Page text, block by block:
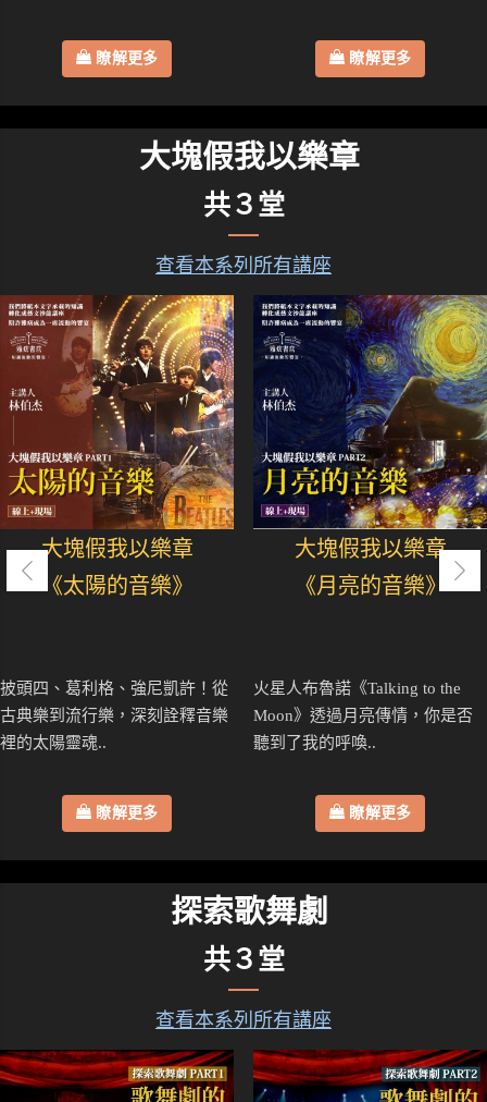
瞭解更多 瞭解更多
大塊假我以樂章
共３堂
查看本系列所有講座
大塊假我以樂章
《太陽的音樂》
披頭四、葛利格、強尼凱許！從
古典樂到流行樂，深刻詮釋音樂
裡的太陽靈魂..
瞭解更多
大塊假我以樂章
《月亮的音樂》
火星人布魯諾《Talking to the
Moon》透過月亮傳情，你是否
聽到了我的呼喚..
瞭解更多
探索歌舞劇
共３堂
查看本系列所有講座